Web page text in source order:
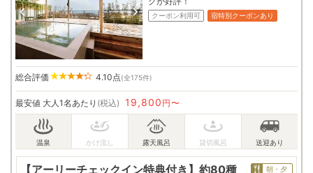
クーポン利用可 宿特別クーポンあり
総合評価 4.10 点(全175件)
最安値 大人1名あたり (税込) 19,800 円〜
【アーリーチェックイン特典付き】約80種
朝・夕